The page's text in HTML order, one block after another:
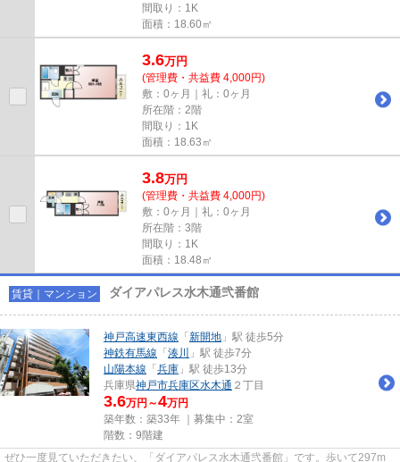
間取り：1K
面積：18.60㎡
3.6万円
(管理費・共益費 4,000円)
敷：0ヶ月｜礼：0ヶ月
所在階：2階
間取り：1K
面積：18.63㎡
3.8万円
(管理費・共益費 4,000円)
敷：0ヶ月｜礼：0ヶ月
所在階：3階
間取り：1K
面積：18.48㎡
賃貸｜マンション ダイアパレス水木通弐番館
神戸高速東西線 「 新開地 」駅 徒歩5分
神鉄有馬線 「 湊川
」駅 徒歩7分
山陽本線 「 兵庫 」駅 徒歩13分
兵庫県神戸市兵庫区水木通 ２丁目
3.6万円～4万円
築年数：築33年 ｜募集中： 2室
階数：9階建
ぜひ一度見ていただきたい、「ダイアパレス水木通弐番館」です。歩いて297m